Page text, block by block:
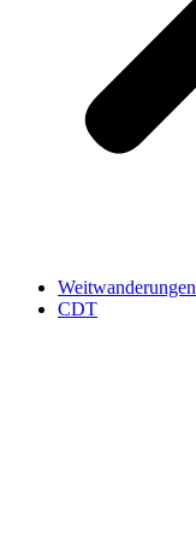
Weitwanderungen
CDT